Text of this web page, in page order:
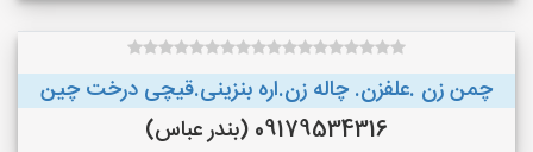
چمن زن .علفزن. چاله زن.اره بنزینی.قیچی درخت چین
09179534316 (بندر عباس)